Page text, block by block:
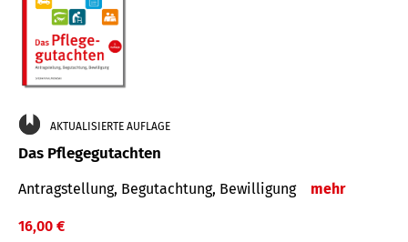
AKTUALISIERTE AUFLAGE
Das Pflegegutachten
Antragstellung, Begutachtung, Bewilligung mehr
16,00 €